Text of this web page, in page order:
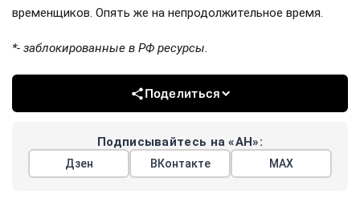
временщиков. Опять же на непродолжительное время.
*- заблокированные в РФ ресурсы.
Поделиться
Подписывайтесь на «АН»:
Дзен ВКонтакте МАХ